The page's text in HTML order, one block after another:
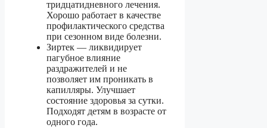
тридцатидневного лечения.
Хорошо работает в качестве
профилактического средства
при сезонном виде болезни.
Зиртек — ликвидирует
пагубное влияние
раздражителей и не
позволяет им проникать в
капилляры. Улучшает
состояние здоровья за сутки.
Подходят детям в возрасте от
одного года.